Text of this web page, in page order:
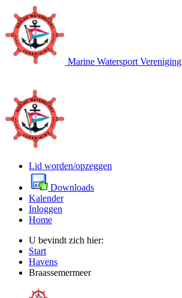
Marine Watersport Vereniging
Lid worden/opzeggen
Downloads
Kalender
Inloggen
Home
U bevindt zich hier:
Start
Havens
Braassemermeer